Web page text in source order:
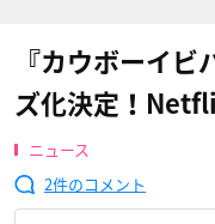
『カウボーイビ
ズ化決定！
ニュース
2